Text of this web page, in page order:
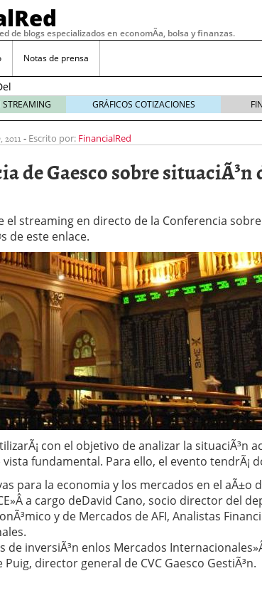
de blogs especializados en economÃ­a, bolsa y finanzas.
Notas de prensa
la
08/2026
de convenio en pymes: la obligación que
cuando ya es demasiado tarde 20/07/2026
de SIFX: Lo Que Deben Saber los Traders
29/06/2026
empresa online vs proceso tradicional: ventajas
2026
afrontar una baja mÃ©dica cuando trabajas por
2026
GRÁFICOS COTIZACIONES
2011 - Escrito por: FinancialRed
de Gaesco sobre situaciÃ³n
el streaming en directo de la Conferencia
de este enlace.
con el objetivo de analizar la situaciÃ³n
fundamental. Para ello, el evento tendrÃ¡
para la economia y los mercados en el aÃ±o
a cargo deDavid Cano, socio director del
y de Mercados de AFI, Analistas
de inversiÃ³n enlos Mercados
Puig, director general de CVC Gaesco GestiÃ³n.